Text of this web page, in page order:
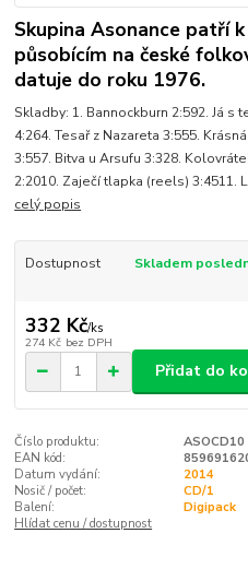
Skupina Asonance patří
působícím na české
datuje do roku 1976.
Skladby: 1. Bannockburn 2:592. Já s
4:264. Tesař z Nazareta 3:555.
3:557. Bitva u Arsufu 3:328.
2:2010. Zaječí tlapka (reels) 3:4511.
celý popis
Dostupnost Skladem
332 Kč/ks
274 Kč bez DPH
Přidat do
Číslo produktu:
ASOCD10
EAN kód:
Datum vydání:
2014
Nosič / počet:
CD/1
Balení:
Digipack
Hlídat cenu / dostupnost